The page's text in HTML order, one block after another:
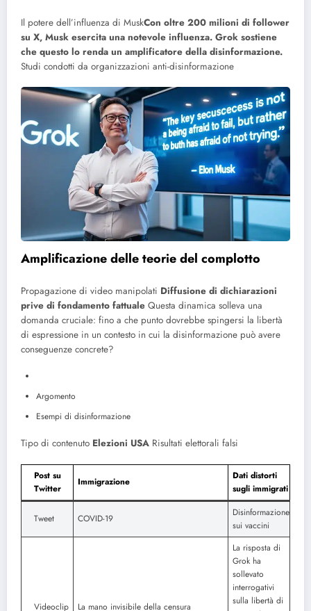
Il potere dell’influenza di MuskCon oltre 200 milioni di follower
su X, Musk esercita una notevole influenza. Grok sostiene
che questo lo renda un amplificatore della disinformazione.
Studi condotti da organizzazioni anti-disinformazione
Amplificazione delle teorie del complotto
Propagazione di video manipolati Diffusione di dichiarazioni
prive di fondamento fattuale Questa dinamica solleva una
domanda cruciale: fino a che punto dovrebbe spingersi la libertà
di espressione in un contesto in cui la disinformazione può avere
conseguenze concrete?
Argomento
Esempi di disinformazione
Tipo di contenuto Elezioni USA Risultati elettorali falsi
Post su
Twitter
Immigrazione
Dati distorti
sugli immigrati
Tweet COVID-19
Disinformazione
sui vaccini
Videoclip La mano invisibile della censura
La risposta di
Grok ha
sollevato
interrogativi
sulla libertà di